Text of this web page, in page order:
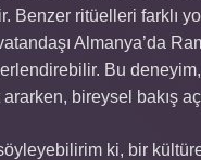
Benzer ritüelleri farklı
Almanya’da
Bu deneyim,
bireysel bakış
ki, bir